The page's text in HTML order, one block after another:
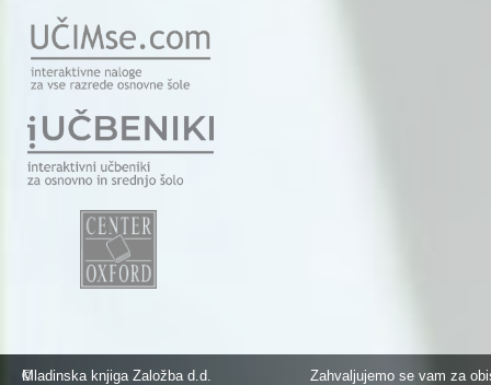
©
Mladinska knjiga Založba d.d.
Zahvaljujemo se vam za